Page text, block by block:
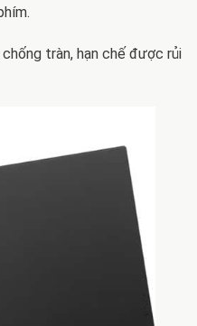
tràn, hạn chế được rủi